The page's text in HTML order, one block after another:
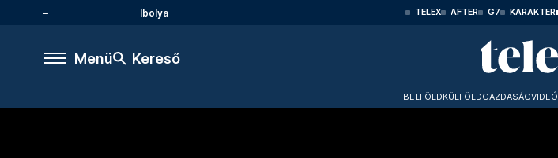
Ibolya TELEX AFTER G7 KARAKTER
Menü Kereső
BELFÖLDKÜLFÖLDGAZDASÁGVIDEÓ